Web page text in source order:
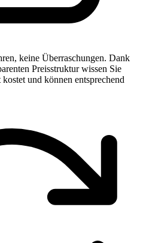
keine Überraschungen. Dank
Preisstruktur wissen Sie
und können entsprechend